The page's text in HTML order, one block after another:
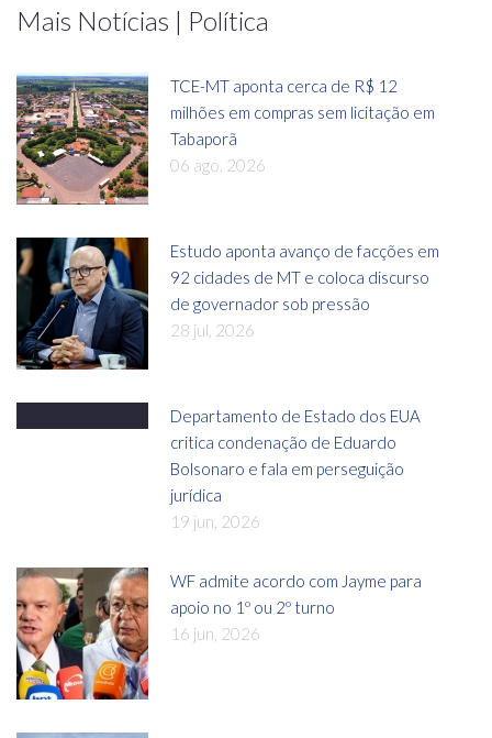
Mais Notícias | Política
TCE-MT aponta cerca de R$ 12
milhões em compras sem licitação em
Tabaporã
06 ago, 2026
Estudo aponta avanço de facções em
92 cidades de MT e coloca discurso
de governador sob pressão
28 jul, 2026
Departamento de Estado dos EUA
critica condenação de Eduardo
Bolsonaro e fala em perseguição
jurídica
19 jun, 2026
WF admite acordo com Jayme para
apoio no 1º ou 2º turno
16 jun, 2026